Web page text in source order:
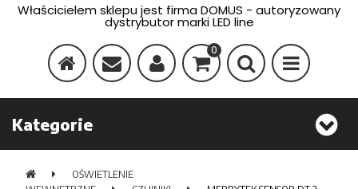
Właścicielem sklepu jest firma DOMUS - autoryzowany
dystrybutor marki LED line
0
Kategorie
OŚWIETLENIE